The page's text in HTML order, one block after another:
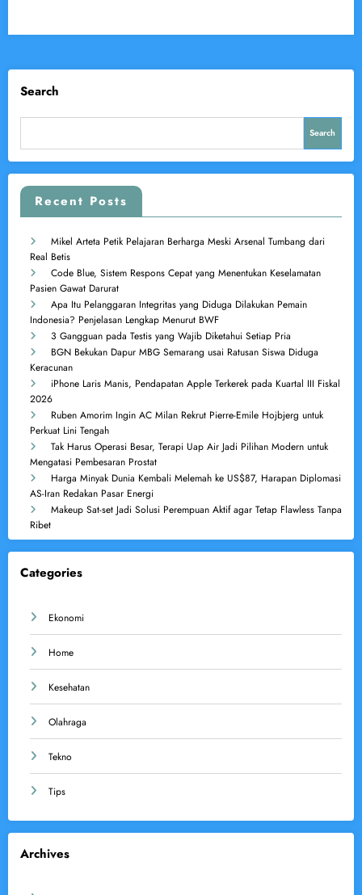
Search
Search
Recent Posts
Mikel Arteta Petik Pelajaran Berharga Meski Arsenal Tumbang dari
Real Betis
Code Blue, Sistem Respons Cepat yang Menentukan Keselamatan
Pasien Gawat Darurat
Apa Itu Pelanggaran Integritas yang Diduga Dilakukan Pemain
Indonesia? Penjelasan Lengkap Menurut BWF
3 Gangguan pada Testis yang Wajib Diketahui Setiap Pria
BGN Bekukan Dapur MBG Semarang usai Ratusan Siswa Diduga
Keracunan
iPhone Laris Manis, Pendapatan Apple Terkerek pada Kuartal III Fiskal
2026
Ruben Amorim Ingin AC Milan Rekrut Pierre-Emile Hojbjerg untuk
Perkuat Lini Tengah
Tak Harus Operasi Besar, Terapi Uap Air Jadi Pilihan Modern untuk
Mengatasi Pembesaran Prostat
Harga Minyak Dunia Kembali Melemah ke US$87, Harapan Diplomasi
AS-Iran Redakan Pasar Energi
Makeup Sat-set Jadi Solusi Perempuan Aktif agar Tetap Flawless Tanpa
Ribet
Categories
Ekonomi
Home
Kesehatan
Olahraga
Tekno
Tips
Archives